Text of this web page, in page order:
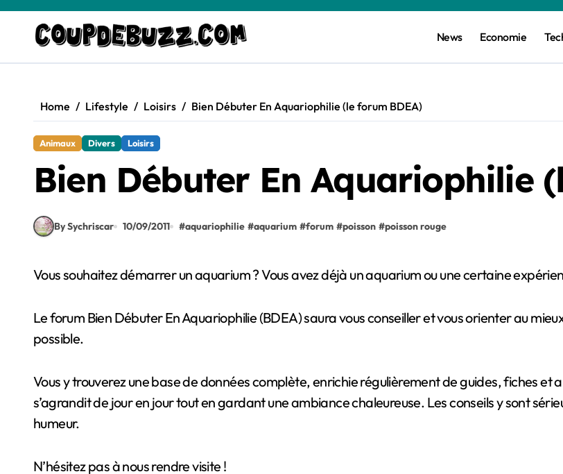
content
News Economie
Home Lifestyle Loisirs Bien Débuter En Aquariophilie (le forum BDEA)
Animaux Divers Loisirs
Bien Débuter En Aquariophilie
By Sychriscar 10/09/2011 #aquariophilie #aquarium #forum #poisson #poisson rouge
Vous souhaitez démarrer un aquarium ? Vous avez déjà un aquarium ou une certaine
Le forum Bien Débuter En Aquariophilie (BDEA) saura vous conseiller et vous orienter au
possible.
Vous y trouverez une base de données complète, enrichie régulièrement de guides, fiches
s’agrandit de jour en jour tout en gardant une ambiance chaleureuse. Les conseils y sont
humeur.
N’hésitez pas à nous rendre visite !